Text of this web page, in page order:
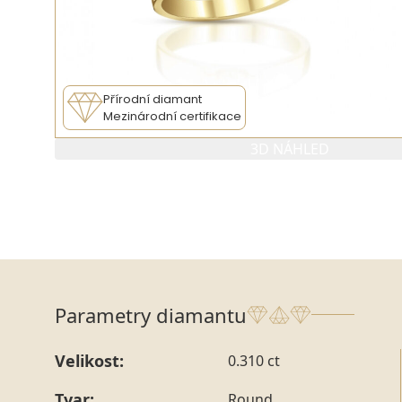
Přírodní diamant
Mezinárodní certifikace
Parametry diamantu
Velikost: 0.310 ct